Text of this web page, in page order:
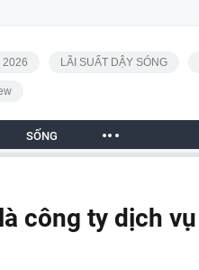
2026 LÃI SUẤT DẬY SÓNG
SỐNG
công ty dịch vụ